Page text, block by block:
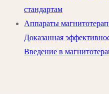
стандартам
Аппараты
Доказанная
Введение в